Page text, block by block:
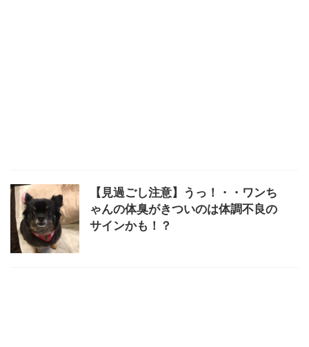
【見過ごし注意】うっ！・・ワンち
ゃんの体臭がきついのは体調不良の
サインかも！？